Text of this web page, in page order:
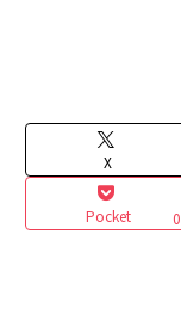
X
Pocket 0